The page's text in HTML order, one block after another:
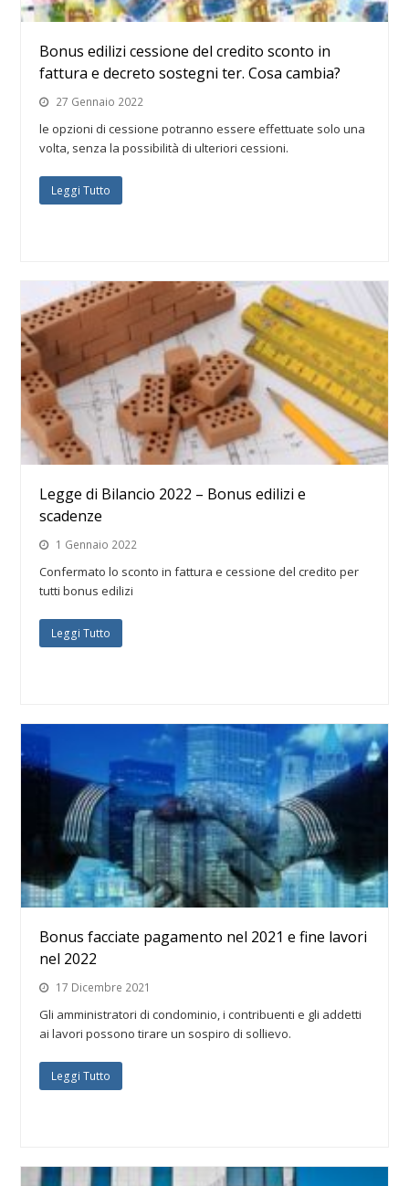
Bonus edilizi cessione del credito sconto in
fattura e decreto sostegni ter. Cosa cambia?
27 Gennaio 2022
le opzioni di cessione potranno essere effettuate solo una
volta, senza la possibilità di ulteriori cessioni.
Leggi Tutto
Legge di Bilancio 2022 – Bonus edilizi e
scadenze
1 Gennaio 2022
Confermato lo sconto in fattura e cessione del credito per
tutti bonus edilizi
Leggi Tutto
Bonus facciate pagamento nel 2021 e fine lavori
nel 2022
17 Dicembre 2021
Gli amministratori di condominio, i contribuenti e gli addetti
ai lavori possono tirare un sospiro di sollievo.
Leggi Tutto